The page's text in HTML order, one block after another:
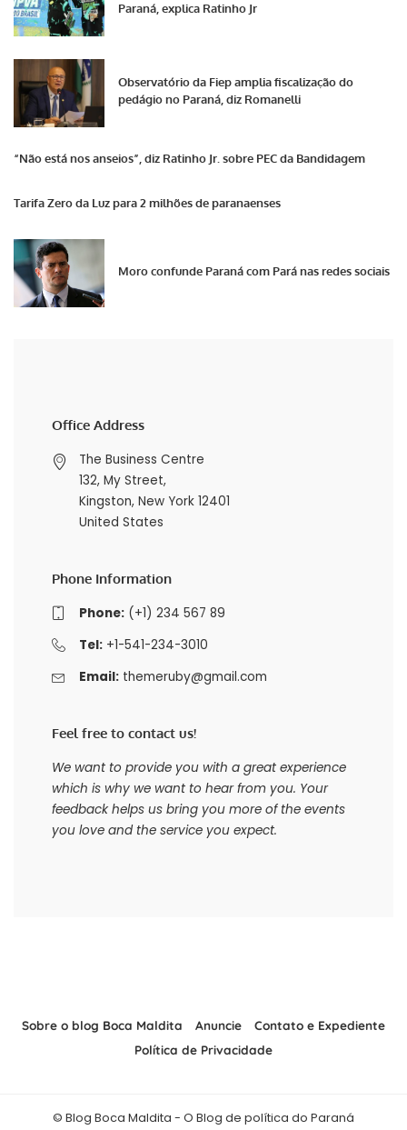
Paraná, explica Ratinho Jr
Observatório da Fiep amplia fiscalização do
pedágio no Paraná, diz Romanelli
“Não está nos anseios”, diz Ratinho Jr. sobre PEC da Bandidagem
Tarifa Zero da Luz para 2 milhões de paranaenses
Moro confunde Paraná com Pará nas redes sociais
Office Address
The Business Centre
132, My Street,
Kingston, New York 12401
United States
Phone Information
Phone:(+1) 234 567 89
Tel:+1-541-234-3010
Email: themeruby@gmail.com
Feel free to contact us!
We want to provide you with a great experience
which is why we want to hear from you. Your
feedback helps us bring you more of the events
you love and the service you expect.
Sobre o blog Boca Maldita Anuncie
Contato e Expediente
Política de Privacidade
© Blog Boca Maldita - O Blog de política do Paraná